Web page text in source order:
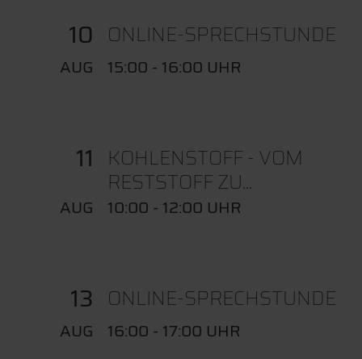
10 ONLINE-SPRECHSTUNDE
AUG 15:00 - 16:00 UHR
11 KOHLENSTOFF - VOM
RESTSTOFF ZU...
AUG 10:00 - 12:00 UHR
13 ONLINE-SPRECHSTUNDE
AUG 16:00 - 17:00 UHR